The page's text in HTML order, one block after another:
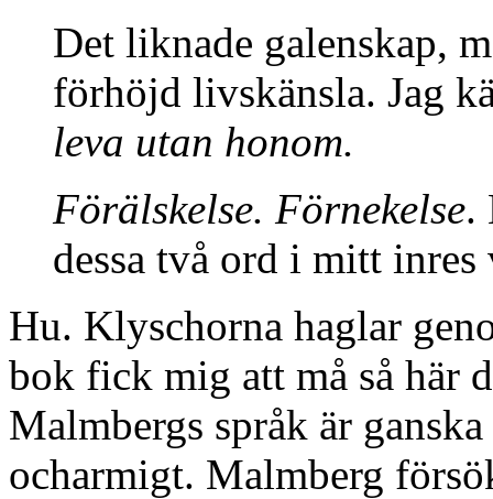
Det liknade galenskap,
förhöjd livskänsla. Jag
leva utan honom.
Förälskelse. Förnekelse.
dessa två ord i mitt inres
Hu. Klyschorna haglar
bok fick mig att må så här
Malmbergs språk är
ocharmigt. Malmberg